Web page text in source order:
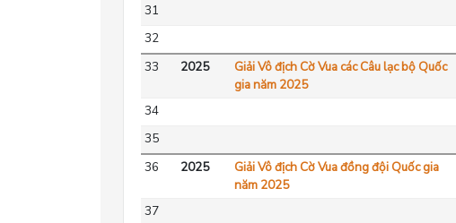
31
32
33
2025
Giải Vô địch Cờ Vua các Câu lạc bộ Quốc
gia năm 2025
34
35
36
2025
Giải Vô địch Cờ Vua đồng đội Quốc gia
năm 2025
37